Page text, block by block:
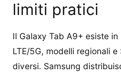
limiti pratici
Il Galaxy Tab A9+ esiste in
LTE/5G, modelli regionali
diversi. Samsung